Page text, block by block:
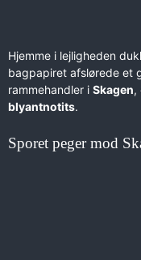
Hjemme i lejligheden
bagpapiret afslørede et
rammehandler i Skagen,
blyantnotits.
Sporet peger mod